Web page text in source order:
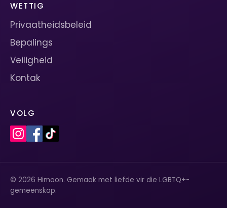
WETTIG
Privaatheidsbeleid
Bepalings
Veiligheid
Kontak
VOLG
© 2026 Himoon. Gemaak met liefde vir die LGBTQ+-
gemeenskap.